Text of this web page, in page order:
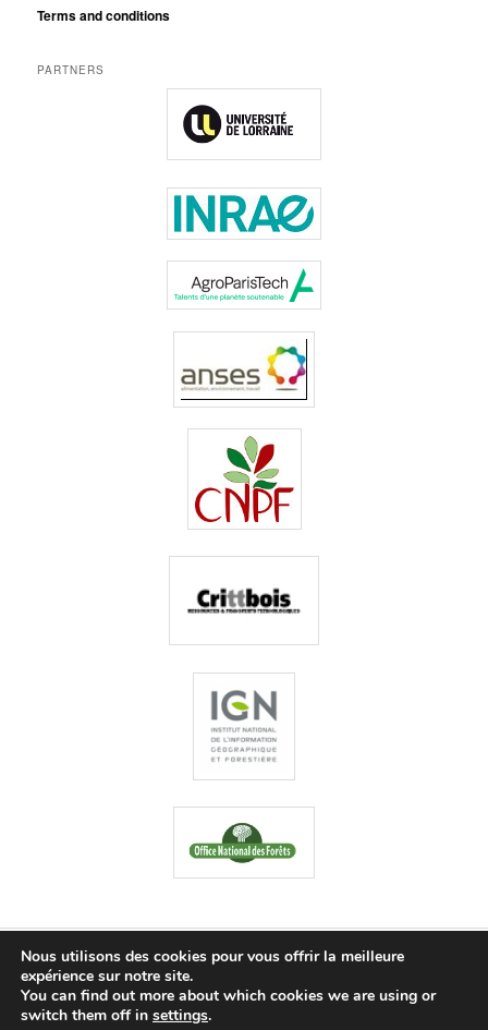
Terms and conditions
PARTNERS
Fièrement propulsé par WordPress
Connexion
Nous utilisons des cookies pour vous offrir la meilleure
expérience sur notre site.
You can find out more about which cookies we are using or
switch them off in settings.